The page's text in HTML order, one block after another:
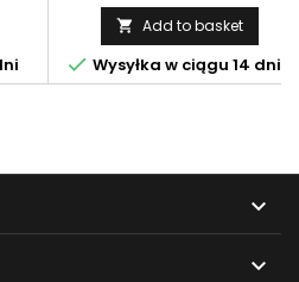
 Add to basket
 Wysyłka w ciągu 14 dni

